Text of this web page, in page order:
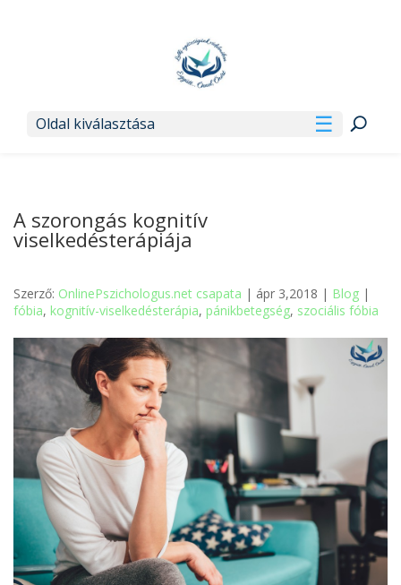
Oldal kiválasztása
A szorongás kognitív
viselkedésterápiája
Szerző: OnlinePszichologus.net csapata | ápr 3,2018 | Blog |
fóbia, kognitív-viselkedésterápia, pánikbetegség, szociális fóbia